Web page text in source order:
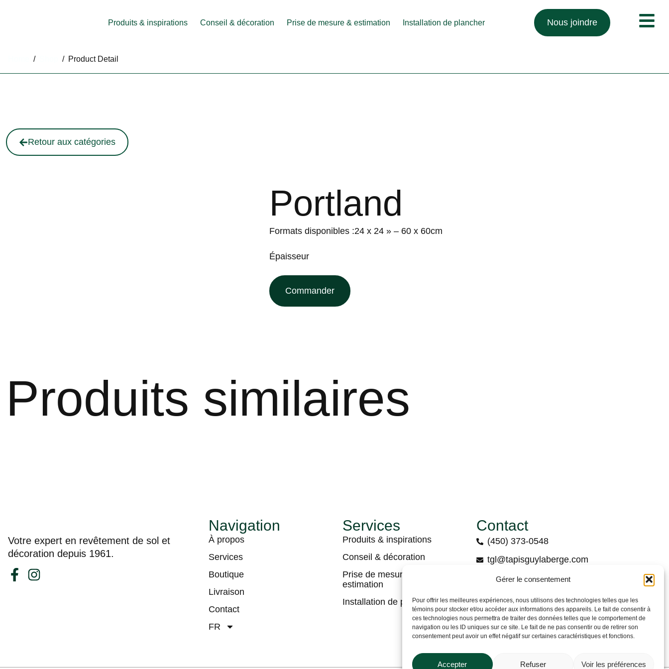
Gérer le consentement
Pour offrir les meilleures expériences, nous utilisons des technologies telles que les
témoins pour stocker et/ou accéder aux informations des appareils. Le fait de consentir à
ces technologies nous permettra de traiter des données telles que le comportement de
navigation ou les ID uniques sur ce site. Le fait de ne pas consentir ou de retirer son
consentement peut avoir un effet négatif sur certaines caractéristiques et fonctions.
Accepter Refuser Voir les préférences
Produits & inspirations Conseil & décoration Prise de mesure & estimation Installation de plancher Nous joindre
/ / Product Detail
Retour aux catégories
Portland
Formats disponibles :24 x 24 » – 60 x 60cm
Épaisseur
Commander
Produits similaires
Votre expert en revêtement de sol et
décoration depuis 1961.
Navigation
À propos
Services
Boutique
Livraison
Contact
FR
Services
Produits & inspirations
Conseil & décoration
Prise de mesures &
estimation
Installation de plancher
Contact
(450) 373-0548
tgl@tapisguylaberge.com
3275 Bd Monseigneur-Langlois, Salaberry-